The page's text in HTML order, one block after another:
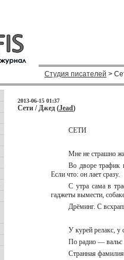
Студия писателей >
2013-06-15 01:37
Сети / Джед (Jead)
СЕТИ
Мне не страшно
Во дворе трафик
Если что: он лает сразу.
С утра сама в
гаджеты вымести,
Дрёминг. С
У курей релакс, у
По радио —
Странная